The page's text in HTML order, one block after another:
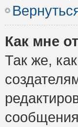
Как мне
Так же,